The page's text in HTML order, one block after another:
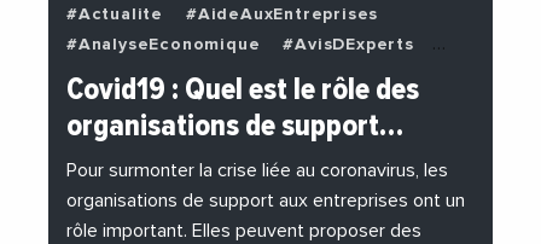
#Actualite
#AideAuxEntreprises
#AnalyseEconomique
#AvisDExperts
#BuzzNews
#Decideurs
#EchangesMediterraneens
#EnDirectDe
#Entreprises
#Institutions
#PhotosEtVideos
Covid19 : Quel est le rôle des
organisations de support…
Pour surmonter la crise liée au coronavirus, les
organisations de support aux entreprises ont un
rôle important. Elles peuvent proposer des